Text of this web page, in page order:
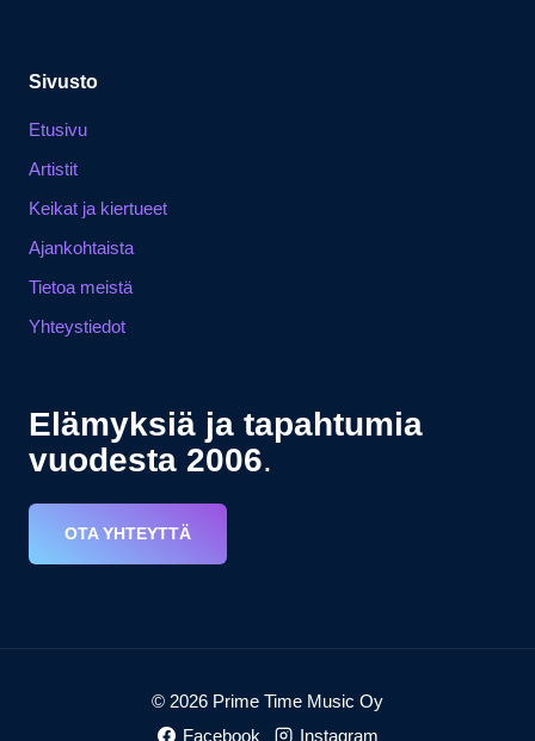
Sivusto
Etusivu
Artistit
Keikat ja kiertueet
Ajankohtaista
Tietoa meistä
Yhteystiedot
Elämyksiä ja tapahtumia
vuodesta 2006.
OTA YHTEYTTÄ
© 2026 Prime Time Music Oy
Facebook
Instagram